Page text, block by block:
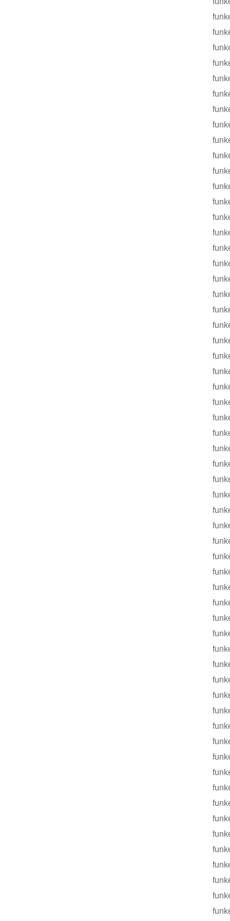
funke
funke
funke
funke
funke
funke
funke
funke
funke
funke
funke
funke
funke
funke
funke
funke
funke
funke
funke
funke
funke
funke
funke
funke
funke
funke
funke
funke
funke
funke
funke
funke
funke
funke
funke
funke
funke
funke
funke
funke
funke
funke
funke
funke
funke
funke
funke
funke
funke
funke
funke
funke
funke
funke
funke
funke
funke
funke
funke